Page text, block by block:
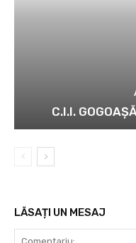
C.I.I.
LĂSAȚI UN MESAJ